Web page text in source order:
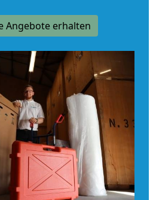
Angebote erhalten